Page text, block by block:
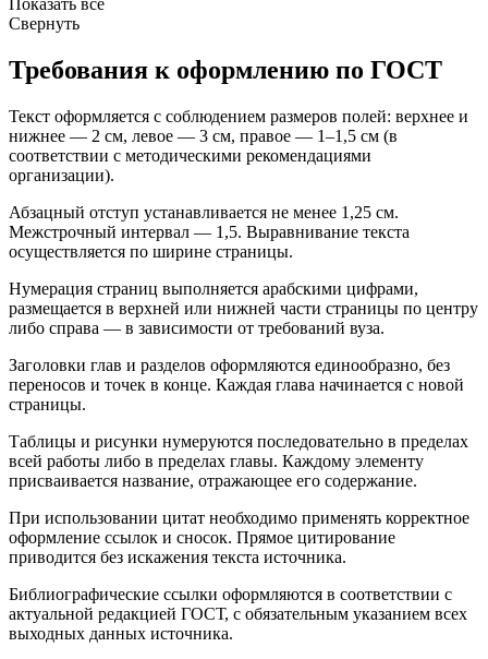
Свернуть
Требования к оформлению по ГОСТ
Текст оформляется с соблюдением размеров полей: верхнее и
нижнее — 2 см, левое — 3 см, правое — 1–1,5 см (в
соответствии с методическими рекомендациями
организации).
Абзацный отступ устанавливается не менее 1,25 см.
Межстрочный интервал — 1,5. Выравнивание текста
осуществляется по ширине страницы.
Нумерация страниц выполняется арабскими цифрами,
размещается в верхней или нижней части страницы по центру
либо справа — в зависимости от требований вуза.
Заголовки глав и разделов оформляются единообразно, без
переносов и точек в конце. Каждая глава начинается с новой
страницы.
Таблицы и рисунки нумеруются последовательно в пределах
всей работы либо в пределах главы. Каждому элементу
присваивается название, отражающее его содержание.
При использовании цитат необходимо применять корректное
оформление ссылок и сносок. Прямое цитирование
приводится без искажения текста источника.
Библиографические ссылки оформляются в соответствии с
актуальной редакцией ГОСТ, с обязательным указанием всех
выходных данных источника.